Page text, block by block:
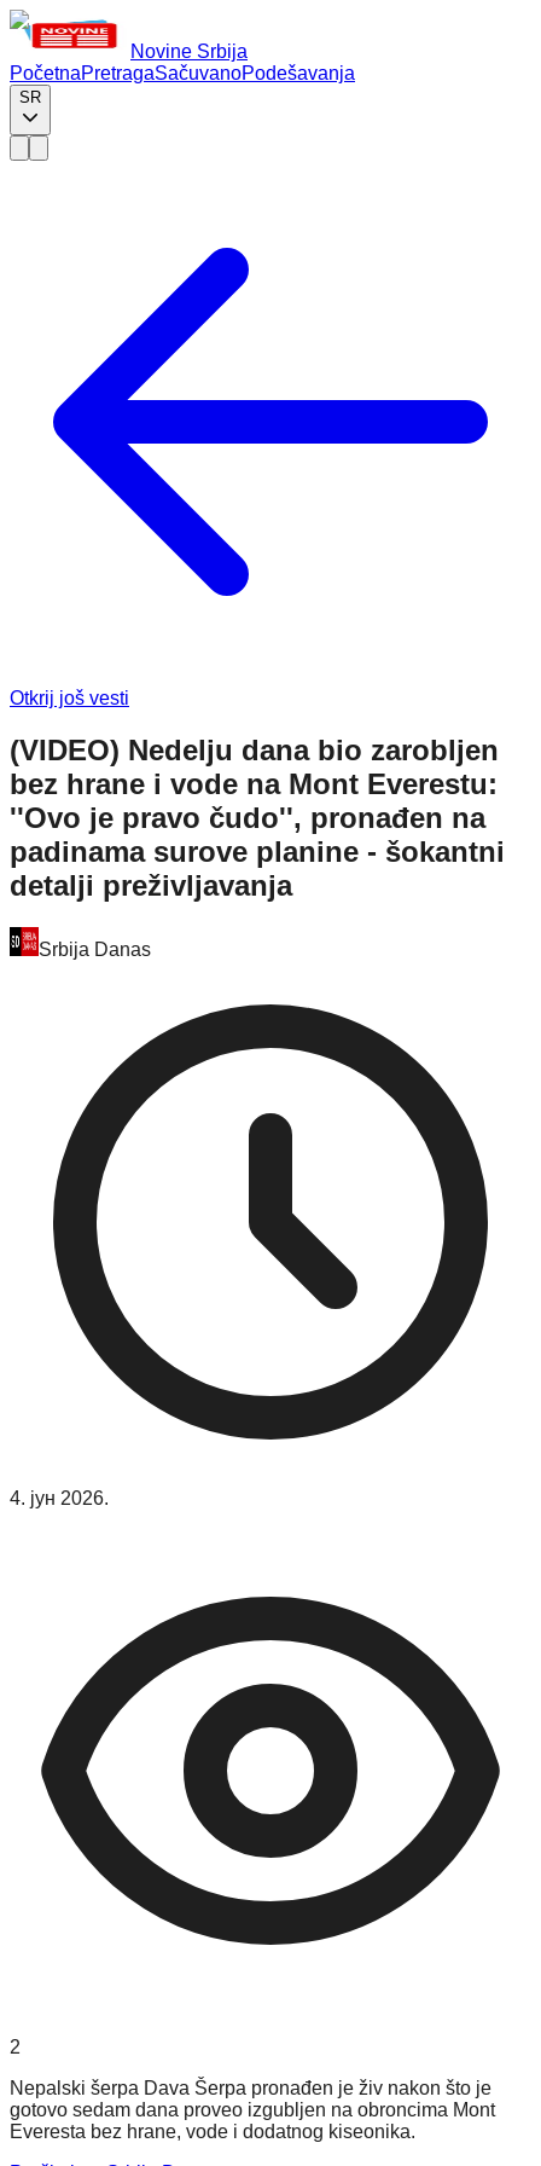
Novine Srbija
PočetnaPretragaSačuvanoPodešavanja
SR
Otkrij još vesti
(VIDEO) Nedelju dana bio zarobljen
bez hrane i vode na Mont Everestu:
''Ovo je pravo čudo'', pronađen na
padinama surove planine - šokantni
detalji preživljavanja
Srbija Danas
4. јун 2026.
2
Nepalski šerpa Dava Šerpa pronađen je živ nakon što je
gotovo sedam dana proveo izgubljen na obroncima Mont
Everesta bez hrane, vode i dodatnog kiseonika.